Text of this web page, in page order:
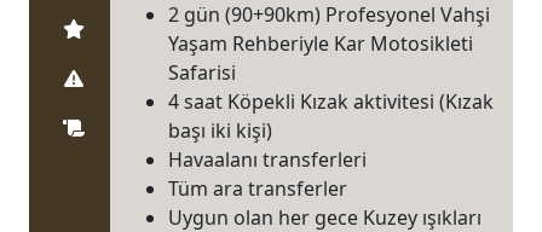
Yanında Getir
Önemli Bilgiler
Paket Tur Sözleşmesi
2 gün (90+90km) Profesyonel Vahşi
Yaşam Rehberiyle Kar Motosikleti
Safarisi
4 saat Köpekli Kızak aktivitesi (Kızak
başı iki kişi)
Havaalanı transferleri
Tüm ara transferler
Uygun olan her gece Kuzey ışıkları